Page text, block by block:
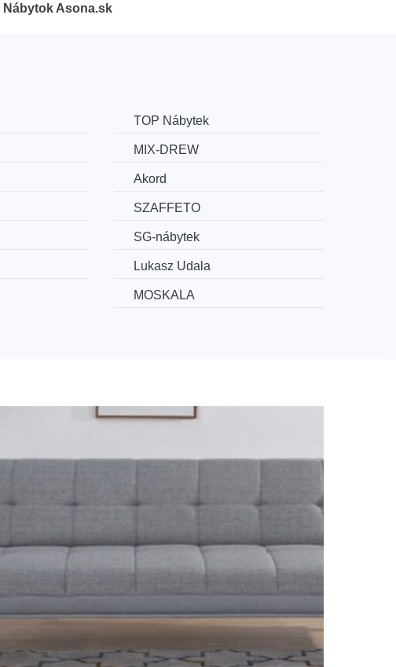
Nábytok Asona.sk
TOP Nábytek
MIX-DREW
Akord
SZAFFETO
SG-nábytek
Lukasz Udala
MOSKALA